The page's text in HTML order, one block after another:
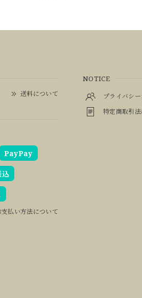
送料について
PayPay
込
支払い方法について
NOTICE
プライバシ
特定商取引